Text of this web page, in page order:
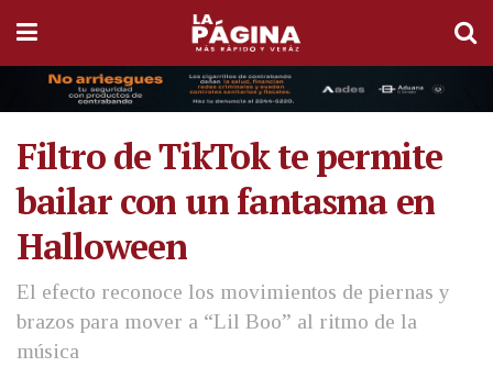
Filtro de TikTok te permite
bailar con un fantasma en
Halloween
El efecto reconoce los movimientos de piernas y
brazos para mover a “Lil Boo” al ritmo de la
música